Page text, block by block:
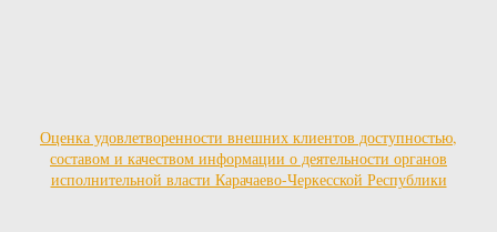
Оценка удовлетворенности внешних клиентов доступностью,
составом и качеством информации о деятельности органов
исполнительной власти Карачаево-Черкесской Республики